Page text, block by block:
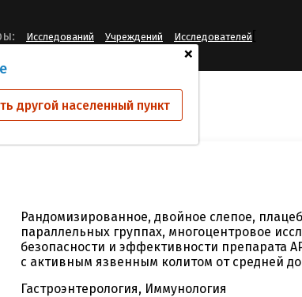
+
другой населенный пункт
Исследований Учреждений Исследователей
APD334-003
Рандомизированное, двойное слепое,
параллельных группах, многоцентровое
безопасности и эффективности препарата
с активным язвенным колитом от средней
Гастроэнтерология, Иммунология